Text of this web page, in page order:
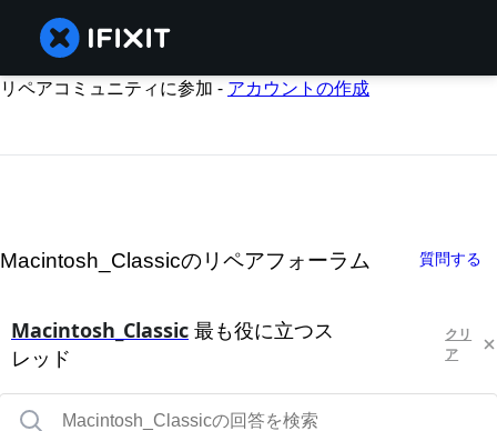
リペアコミュニティに参加 - アカウントの作成
Macintosh_Classicのリペアフォーラム 質問する
Macintosh_Classic 最も役に立つス
レッド
クリ
ア